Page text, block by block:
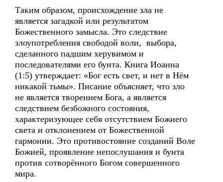
Таким образом, происхождение зла не
является загадкой или результатом
Божественного замысла. Это следствие
злоупотребления свободой воли, выбора,
сделанного падшим херувимом и
последователями его бунта. Книга Иоанна
(1:5) утверждает: «Бог есть свет, и нет в Нём
никакой тьмы». Писание объясняет, что зло
не является творением Бога, а является
следствием безбожного состояния,
характеризующее себя отсутствием Божиего
света и отклонением от Божественной
гармонии. Это противостояние созданий Воле
Божией, проявление непослушания и бунта
против сотворённого Богом совершенного
мира.